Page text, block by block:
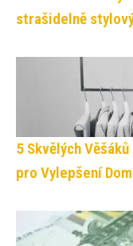
strašidelně
5 Skvělých
pro Vylepšení